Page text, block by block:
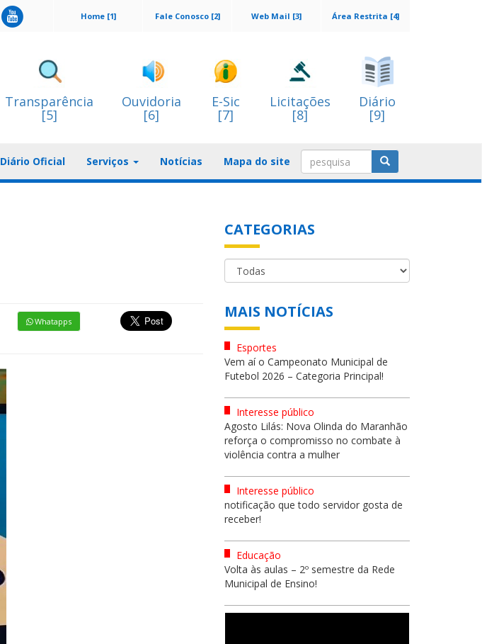
Área Restrita [4]
Web Mail [3]
Fale Conosco [2]
Home [1]
Transparência
[5]
Ouvidoria
[6]
E-Sic
[7]
Licitações
[8]
Diário
[9]
Diário Oficial Serviços Notícias Mapa do site
Whatapps
CATEGORIAS
MAIS NOTÍCIAS
Esportes
Vem aí o Campeonato Municipal de
Futebol 2026 – Categoria Principal!
Interesse público
Agosto Lilás: Nova Olinda do Maranhão
reforça o compromisso no combate à
violência contra a mulher
Interesse público
notificação que todo servidor gosta de
receber!
Educação
Volta às aulas – 2º semestre da Rede
Municipal de Ensino!